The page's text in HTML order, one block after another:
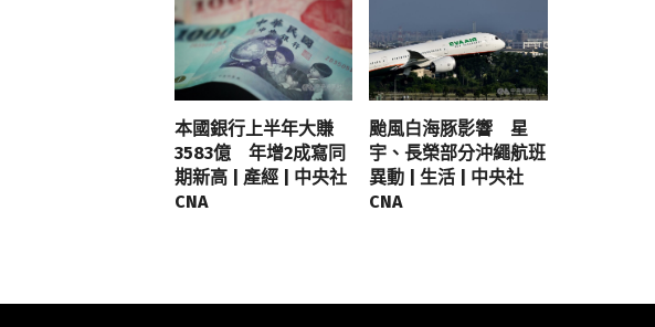
本國銀行上半年大賺
3583億 年增2成寫同
期新高 | 產經 | 中央社
CNA
颱風白海豚影響 星
宇、長榮部分沖繩航班
異動 | 生活 | 中央社
CNA